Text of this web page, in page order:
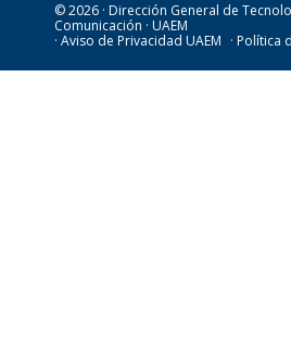
© 2026 · Dirección General de
Comunicación · UAEM
· Aviso de Privacidad UAEM · Política